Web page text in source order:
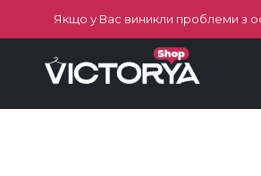
Якщо у Вас виникли проблеми з